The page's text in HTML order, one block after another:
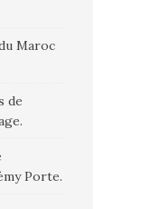
Maroc
de
Porte.